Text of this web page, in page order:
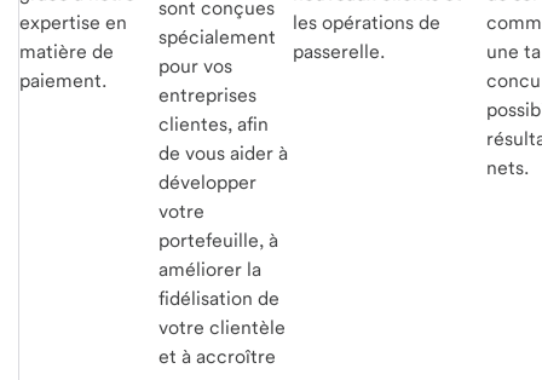
expertise en
matière de
paiement.
sont conçues
spécialement
pour vos
entreprises
clientes, afin
de vous aider à
développer
votre
portefeuille, à
améliorer la
fidélisation de
votre clientèle
et à accroître
les opérations de
passerelle.
une
nets.